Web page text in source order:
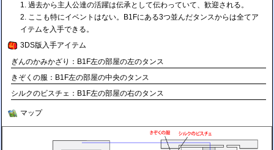
過去から主人公達の活躍は伝承として伝わっていて、歓迎される。
ここも特にイベントはない。B1Fにある3つ並んだタンスからは全てア
イテムを入手できる。
3DS版入手アイテム
ぎんのかみかざり：B1F左の部屋の左のタンス
きぞくの服：B1F左の部屋の中央のタンス
シルクのビスチェ：B1F左の部屋の右のタンス
マップ